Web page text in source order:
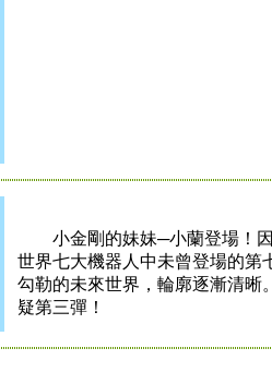
小金剛的妹妹─小蘭登場！因
世界七大機器人中未曾登場的第
勾勒的未來世界，輪廓逐漸清晰
疑第三彈！